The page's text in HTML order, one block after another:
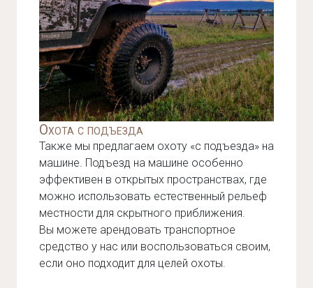
Охота с подъезда
Также мы предлагаем охоту «с подъезда» на
машине. Подъезд на машине особенно
эффективен в открытых пространствах, где
можно использовать естественный рельеф
местности для скрытного приближения.
Вы можете арендовать транспортное
средство у нас или воспользоваться своим,
если оно подходит для целей охоты.